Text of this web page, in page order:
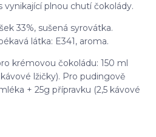
vynikající plnou chutí čokolády.
33%, sušená syrovátka.
látka: E341, aroma.
krémovou čokoládu: 150 ml
lžičky). Pro pudingově
+ 25g přípravku (2,5 kávové